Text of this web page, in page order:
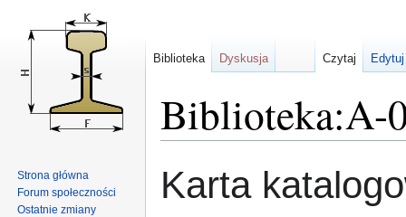
Biblioteka:A-
do
do
Karta
Biblioteka Dyskusja Czytaj
Strona główna
Forum społeczności
Ostatnie zmiany